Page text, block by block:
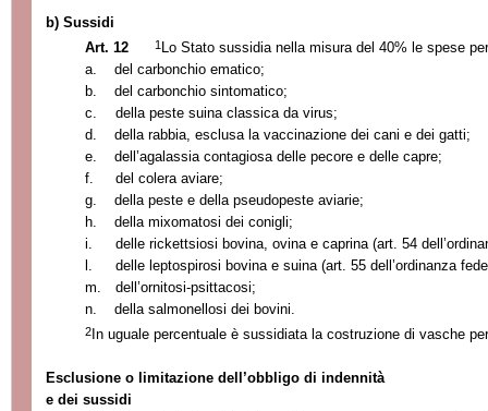
b) Sussidi
Art. 12
1Lo Stato sussidia nella misura del 40% le spese
a.
del carbonchio ematico;
b.
del carbonchio sintomatico;
c.
della peste suina classica da virus;
d.
della rabbia, esclusa la vaccinazione dei cani e dei gatti;
e.
dell’agalassia contagiosa delle pecore e delle capre;
f.
del colera aviare;
g.
della peste e della pseudopeste aviarie;
h.
della mixomatosi dei conigli;
i.
delle rickettsiosi bovina, ovina e caprina (art. 54
l.
delle leptospirosi bovina e suina (art. 55 dell’ordinanza
m.
dell’ornitosi-psittacosi;
n.
della salmonellosi dei bovini.
2 In uguale percentuale è sussidiata la costruzione di vasche
Esclusione o limitazione dell’obbligo di indennità
e dei sussidi